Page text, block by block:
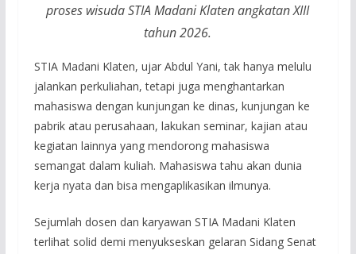
proses wisuda STIA Madani Klaten angkatan XIII
tahun 2026.
STIA Madani Klaten, ujar Abdul Yani, tak hanya melulu
jalankan perkuliahan, tetapi juga menghantarkan
mahasiswa dengan kunjungan ke dinas, kunjungan ke
pabrik atau perusahaan, lakukan seminar, kajian atau
kegiatan lainnya yang mendorong mahasiswa
semangat dalam kuliah. Mahasiswa tahu akan dunia
kerja nyata dan bisa mengaplikasikan ilmunya.
Sejumlah dosen dan karyawan STIA Madani Klaten
terlihat solid demi menyukseskan gelaran Sidang Senat